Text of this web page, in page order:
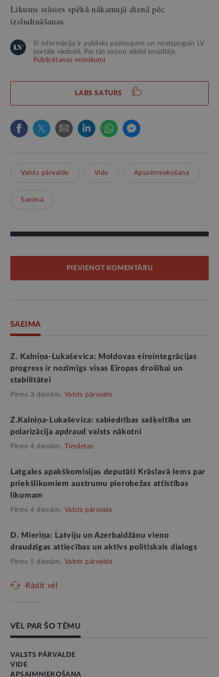
Likums stāsies spēkā nākamajā dienā pēc
izsludināšanas.
Šī informācija ir publisks paziņojums un neatspoguļo LV
portāla viedokli. Par tās saturu atbild iesūtītājs.
Publicēšanas noteikumi
LABS SATURS
Valsts pārvalde Vide Apsaimniekošana
Saeima
PIEVIENOT KOMENTĀRU
SAEIMA
Z. Kalniņa-Lukaševica: Moldovas eirointegrācijas
progress ir nozīmīgs visas Eiropas drošībai un
stabilitātei
Pirms 3 dienām, Valsts pārvalde
Z.Kalniņa-Lukaševica: sabiedrības sašķeltība un
polarizācija apdraud valsts nākotni
Pirms 4 dienām, Tieslietas
Latgales apakškomisijas deputāti Krāslavā lems par
priekšlikumiem austrumu pierobežas attīstības
likumam
Pirms 4 dienām, Valsts pārvalde
D. Mieriņa: Latviju un Azerbaidžānu vieno
draudzīgas attiecības un aktīvs politiskais dialogs
Pirms 5 dienām, Valsts pārvalde
Rādīt vēl
VĒL PAR ŠO TĒMU
VALSTS PĀRVALDE
VIDE
APSAIMNIEKOŠANA